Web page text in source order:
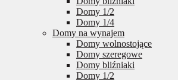
Domy 1/2
Domy 1/4
Domy na wynajem
Domy wolnostojące
Domy szeregowe
Domy bliźniaki
Domy 1/2